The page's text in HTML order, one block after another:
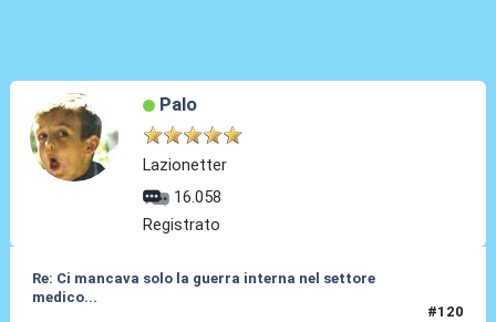
Palo
Lazionetter
16.058
Registrato
Re: Ci mancava solo la guerra interna nel settore
medico...
#120